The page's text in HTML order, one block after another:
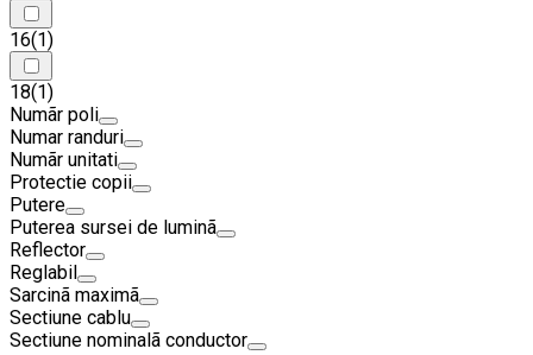
16(1)
18(1)
Numãr poli
Numar randuri
Numãr unitati
Protectie copii
Putere
Puterea sursei de luminã
Reflector
Reglabil
Sarcinã maximã
Sectiune cablu
Sectiune nominalã conductor